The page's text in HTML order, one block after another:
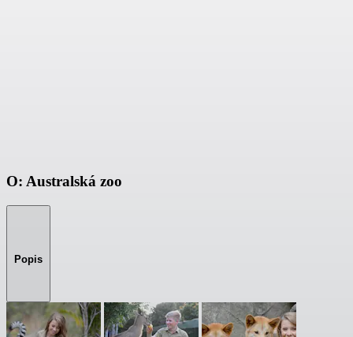
O: Australská zoo
Popis